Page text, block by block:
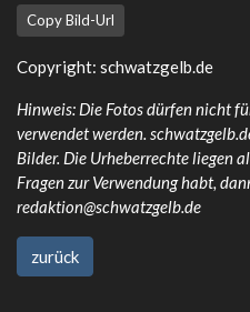
Copy Bild-Url
Copyright: schwatzgelb.de
Hinweis: Die Fotos dürfen nicht
verwendet werden.
Bilder. Die Urheberrechte liegen
Fragen zur Verwendung habt,
redaktion@schwatzgelb.de
zurück